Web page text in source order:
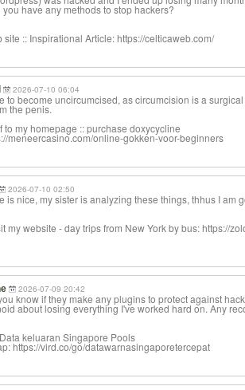
you have any methods to stop hackers?
site :: Inspirational Article: https://celticaweb.com/
2026-07-10 06:04
to become uncircumcised, as circumcision is a
the penis.
to my homepage :: purchase doxycycline
meneercasino.com/online-gokken-voor-beginners
2026-07-10 02:50
is nice, my sister is analyzing these things, thhus I am
my website - day trips from New York by bus: https://
2026-07-09 20:42
know if they make any plugins to protect against
about losing everything I've worked hard on. Any
keluaran Singapore Pools
https://vird.co/go/datawarnasingaporetercepat